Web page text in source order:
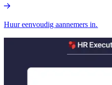
Huur eenvoudig aannemers in.​​